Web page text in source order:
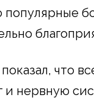
популярные
что
и нервную